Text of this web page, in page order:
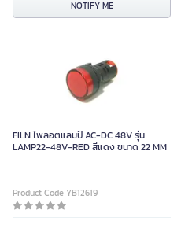
NOTIFY ME
FILN ไพลอตแลมป์ AC-DC 48V รุ่น
LAMP22-48V-RED สีแดง ขนาด 22 MM
Product Code YB12619